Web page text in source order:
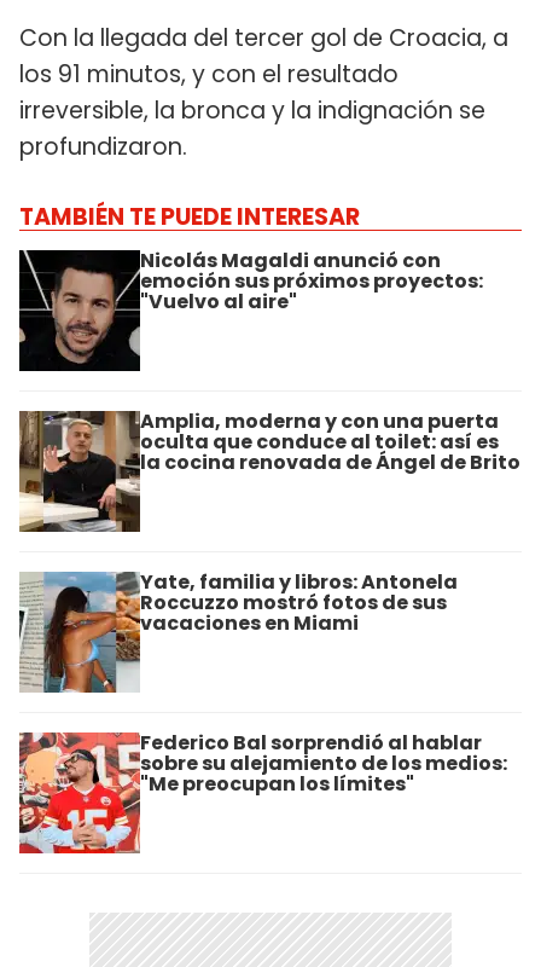
Con la llegada del tercer gol de Croacia, a
los 91 minutos, y con el resultado
irreversible, la bronca y la indignación se
profundizaron.
TAMBIÉN TE PUEDE INTERESAR
Nicolás Magaldi anunció con
emoción sus próximos proyectos:
"Vuelvo al aire"
Amplia, moderna y con una puerta
oculta que conduce al toilet: así es
la cocina renovada de Ángel de Brito
Yate, familia y libros: Antonela
Roccuzzo mostró fotos de sus
vacaciones en Miami
Federico Bal sorprendió al hablar
sobre su alejamiento de los medios:
"Me preocupan los límites"